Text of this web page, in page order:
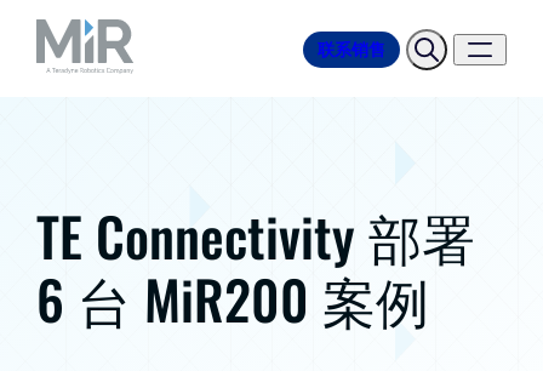
联系销售
TE Connectivity 部署
6 台 MiR200 案例